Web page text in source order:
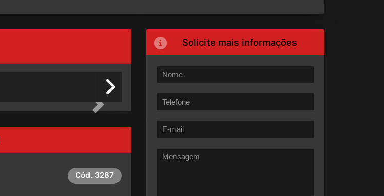
Next
Cód. 3287
Solicite mais informações